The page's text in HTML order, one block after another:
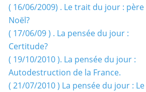
( 16/06/2009) . Le trait du jour : père
Noël?
( 17/06/09 ) . La pensée du jour :
Certitude?
( 19/10/2010 ). La pensée du jour :
Autodestruction de la France.
( 21/07/2010 ) La pensée du jour : Le